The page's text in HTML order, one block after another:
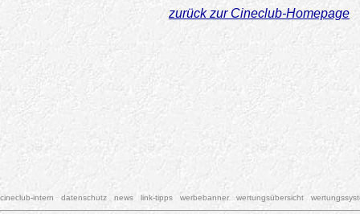
zurück zur Cineclub-Homepage
cineclub-intern datenschutz news link-tipps werbebanner wertungsübersicht